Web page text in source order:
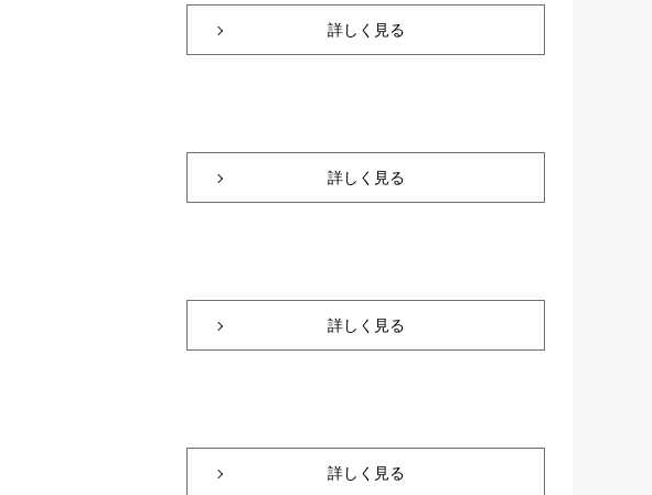
詳しく見る
詳しく見る
詳しく見る
詳しく見る